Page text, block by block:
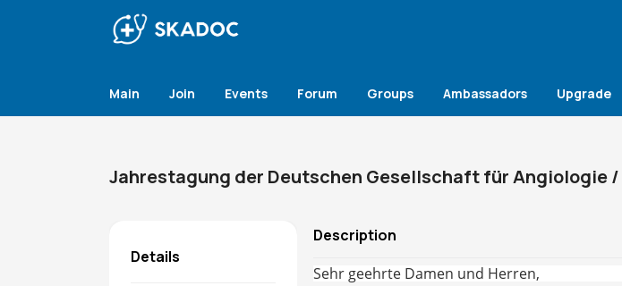
Main Join Events Forum Groups Ambassadors Upgrade
Jahrestagung der Deutschen Gesellschaft für Angiologie
Details
Description
Sehr geehrte Damen und Herren,